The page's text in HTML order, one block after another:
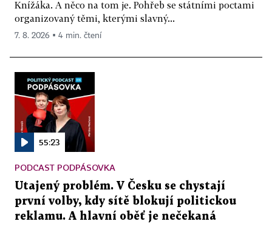
Knížáka. A něco na tom je. Pohřeb se státními poctami
organizovaný těmi, kterými slavný...
7. 8. 2026 ▪ 4 min. čtení
55:23
PODCAST PODPÁSOVKA
Utajený problém. V Česku se chystají
první volby, kdy sítě blokují politickou
reklamu. A hlavní oběť je nečekaná